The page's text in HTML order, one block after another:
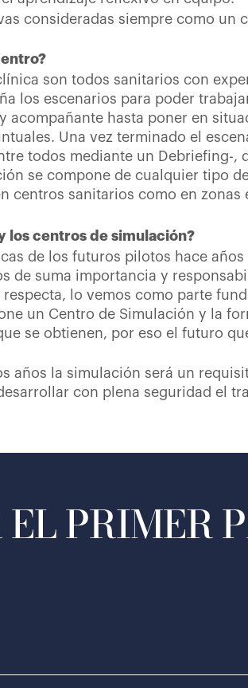
consideradas siempre como un
son todos sanitarios con
los escenarios para poder
hasta poner en
Una vez terminado el
todos mediante un Debriefing-,
se compone de cualquier tipo
centros sanitarios como en zonas
los centros de simulación?
de los futuros pilotos hace
de suma importancia y
lo vemos como parte
un Centro de Simulación y la
se obtienen, por eso el futuro
años la simulación será un
con plena seguridad el
PRIMER